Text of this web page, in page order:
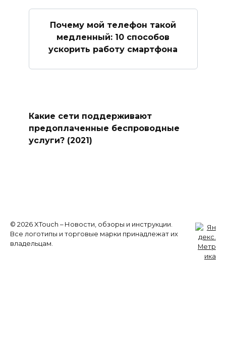
Почему мой телефон такой
медленный: 10 способов
ускорить работу смартфона
Какие сети поддерживают
предоплаченные беспроводные
услуги? (2021)
© 2026 XTouch – Новости, обзоры и инструкции.
Все логотипы и торговые марки принадлежат их
владельцам.